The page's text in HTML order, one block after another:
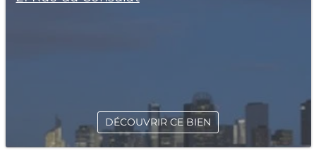
DÉCOUVRIR CE BIEN